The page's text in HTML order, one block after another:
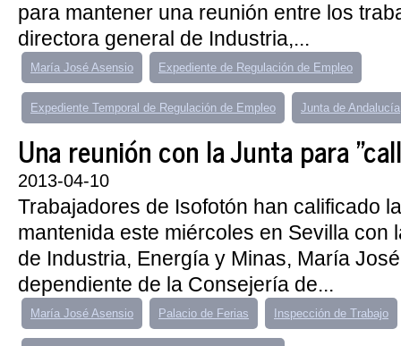
para mantener una reunión entre los
directora general de Industria,...
María José Asensio Expediente de Regulación de Empleo
Expediente Temporal de Regulación de Empleo Junta de Andalucía
Una reunión con la Junta para
2013-04-10
Trabajadores de Isofotón han calificado
mantenida este miércoles en Sevilla con
de Industria, Energía y Minas, María
dependiente de la Consejería de...
María José Asensio Palacio de Ferias Inspección de Trabajo